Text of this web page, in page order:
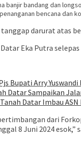
banjir bandang dan
bencana dan
tanggap darurat atas
Eka Putra
Bupati Arry
Datar Sampaikan
Datar Imbau
dari
8 Juni 2024 esok,”